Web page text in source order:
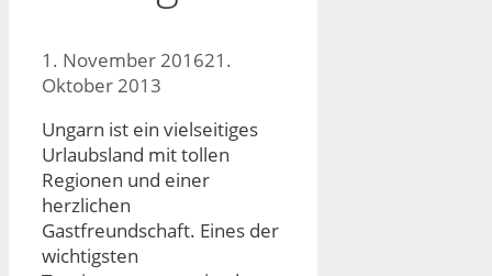
1. November 201621.
Oktober 2013
Ungarn ist ein vielseitiges
Urlaubsland mit tollen
Regionen und einer
herzlichen
Gastfreundschaft. Eines der
wichtigsten